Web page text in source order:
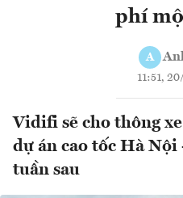
phí
A
11:51,
Vidifi sẽ cho thông
dự án cao tốc Hà
tuần sau